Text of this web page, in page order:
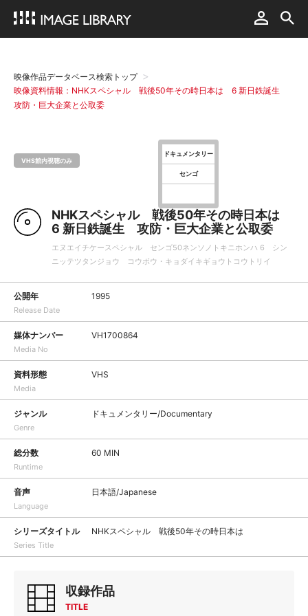
映像作品データベース検索トップ
映像資料情報：NHKスペシャル 戦後50年その時日本は 6 新日鉄誕生
攻防・巨大企業と公取委
VHS館内視聴のみ
ドキュメンタリー
センゴ
NHKスペシャル 戦後50年その時日本は
6 新日鉄誕生 攻防・巨大企業と公取委
エヌエイチケースペシャル センゴ50ネンソノトキニホンハ 6 シン
ニッテツタンジョウ コウボウ・キョダイキギョウトコウトリイ
公開年
Release Date
1995
媒体ナンバー
Media No
VH1700864
資料形態
Media
VHS
ジャンル
Genre
ドキュメンタリー/Documentary
総分数
Runtime
60 MIN
音声
Language
日本語/Japanese
シリーズタイトル
Series Title
NHKスペシャル 戦後50年その時日本は
収録作品
TITLE